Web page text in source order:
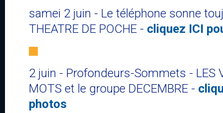
samei 2 juin - Le téléphone sonne
THEATRE DE POCHE - cliquez ICI
2 juin - Profondeurs-Sommets - LES
MOTS et le groupe DECEMBRE -
photos